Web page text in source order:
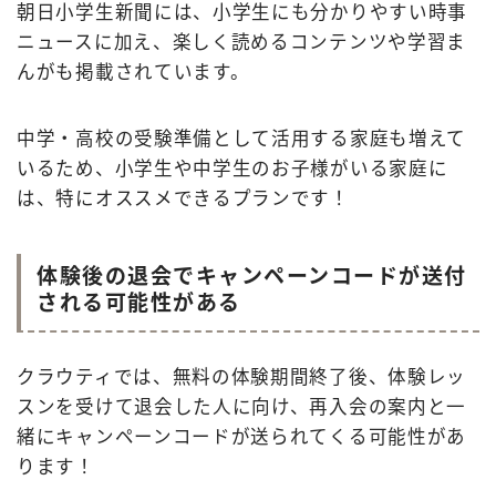
朝日小学生新聞には、小学生にも分かりやすい時事
ニュースに加え、楽しく読めるコンテンツや学習ま
んがも掲載されています。
中学・高校の受験準備として活用する家庭も増えて
いるため、小学生や中学生のお子様がいる家庭に
は、特にオススメできるプランです！
体験後の退会でキャンペーンコードが送付
される可能性がある
クラウティでは、無料の体験期間終了後、体験レッ
スンを受けて退会した人に向け、再入会の案内と一
緒にキャンペーンコードが送られてくる可能性があ
ります！